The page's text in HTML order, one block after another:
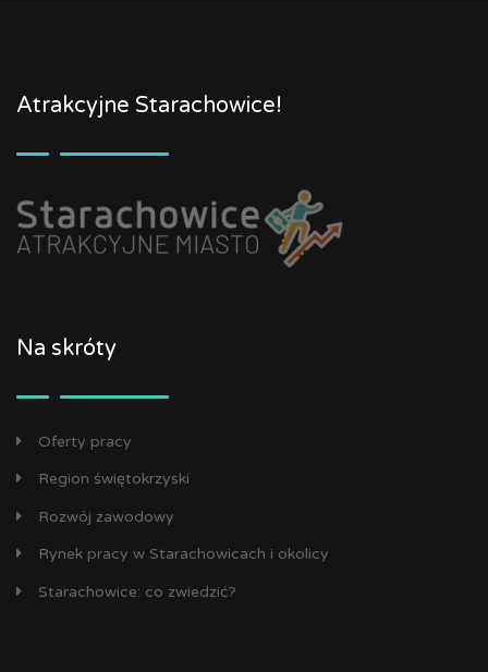
Atrakcyjne Starachowice!
Na skróty
Oferty pracy
Region świętokrzyski
Rozwój zawodowy
Rynek pracy w Starachowicach i okolicy
Starachowice: co zwiedzić?